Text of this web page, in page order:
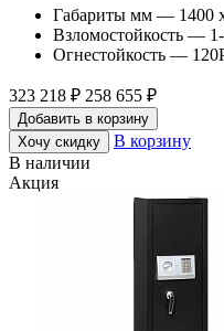
Габариты мм — 1400
Взломостойкость —
Огнестойкость —
323 218 ₽ 258 655 ₽
Добавить в корзину
Хочу скидку
В корзину
В наличии
Акция